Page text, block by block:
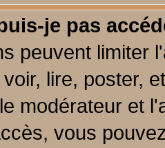
je pas
peuvent limiter
lire, poster,
modérateur et
vous